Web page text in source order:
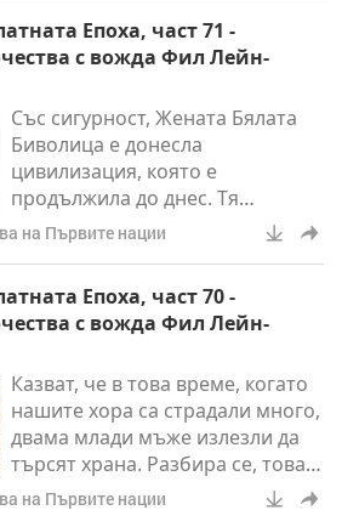
сте Великата.” Томас Един Вълк,
отнесено към Върховния
[Поздравителни думи на местен
език]. Бих искал да протегна
ръка в много, много топло и
любящо ръкостискане и
прегръдка на Върховния Уч
Епоха, част 71 -
с вожда Фил Лейн-
Със сигурност, Жената Бялата
Биволица е донесла
цивилизация, която е
продължила до днес. Тя
представлява Пратеник на Бог,
от моя гледна точка. Според
добрият Баща са искали да
бъдат сигурни, че всички наши
вярвам, че има много, за които
още дори не знаем досега.
на Първите нации
Епоха, част 70 -
с вожда Фил Лейн-
Казват, че в това време, когато
нашите хора са страдали много,
двама млади мъже излезли да
търсят храна. Разбира се, това,
от което са имали наистина
на Първите нации